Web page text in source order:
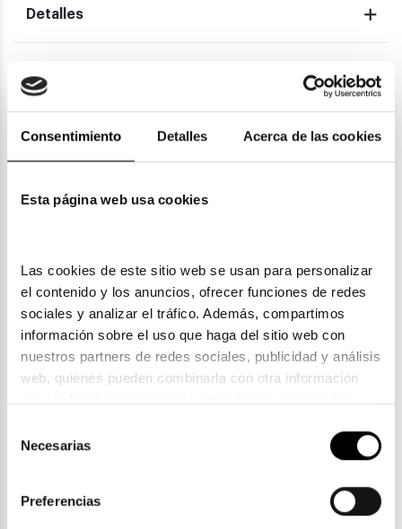
Consentimiento Detalles Acerca de las cookies
Esta página web usa cookies
Las cookies de este sitio web se usan para personalizar
el contenido y los anuncios, ofrecer funciones de redes
sociales y analizar el tráfico. Además, compartimos
información sobre el uso que haga del sitio web con
nuestros partners de redes sociales, publicidad y análisis
web, quienes pueden combinarla con otra información
la política de privacidad en el siguiente
. Consulta
Necesarias
Preferencias
Detalles
También te puede gustar